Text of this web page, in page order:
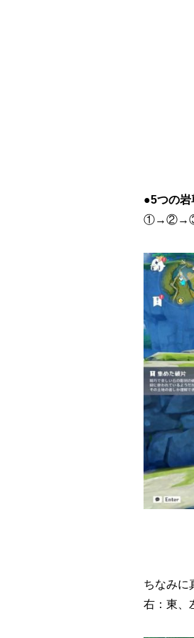
●5つの岩
ちなみに
右：東、